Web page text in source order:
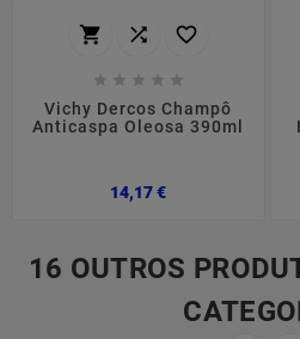
  
    
Vichy Dercos Champô
Anticaspa Oleosa 390ml
14,17 €Preço
16 OUTROS